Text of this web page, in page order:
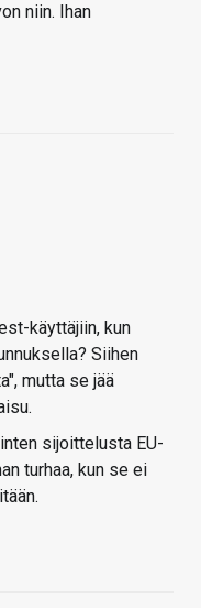
niin. Ihan
käyttäjiin, kun
Siihen
mutta se jää
sijoittelusta EU-
turhaa, kun se ei